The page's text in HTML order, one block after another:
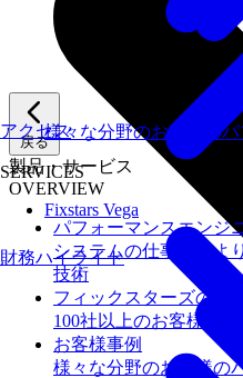
戻る
製品・サービス
OVERVIEW
パフォーマンスエンジ
システムの仕事を、よ
技術
フィックスターズの​強み
100社以上のお客様を
お客様事例
様々な分野のお客様の
アクセス様々な分野のお客様の
SERVICES
Fixstars Vega
財務ハイライト